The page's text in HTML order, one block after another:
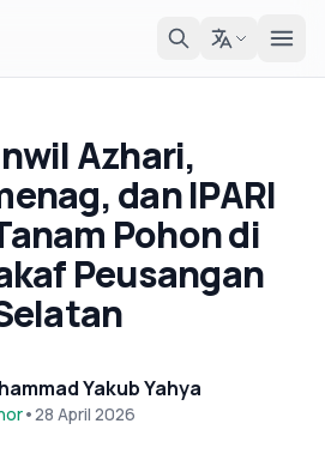
Azhari,
dan IPARI
Pohon di
Peusangan
Yakub Yahya
•28 April 2026